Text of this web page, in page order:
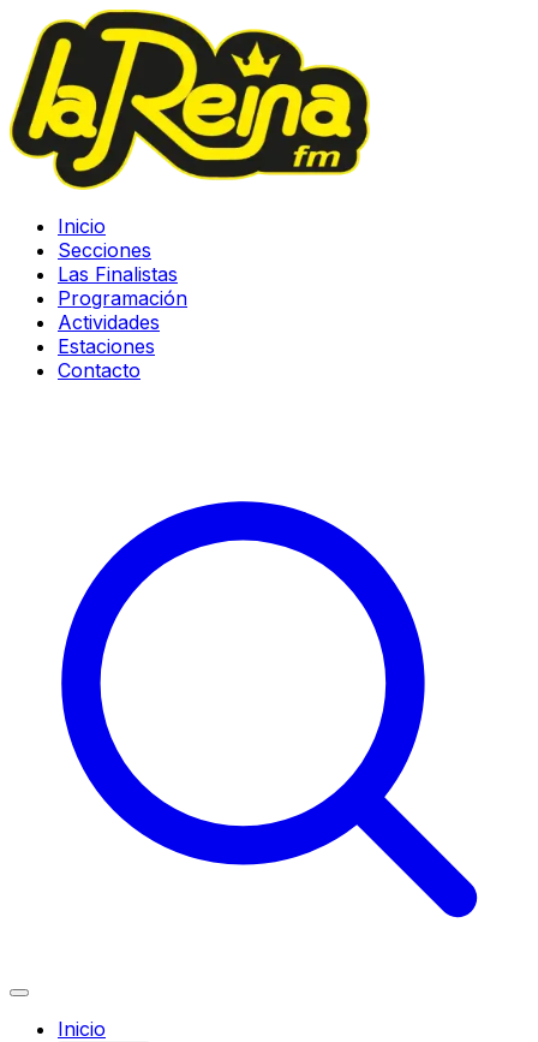
Inicio
Secciones
Las Finalistas
Programación
Actividades
Estaciones
Contacto
Inicio